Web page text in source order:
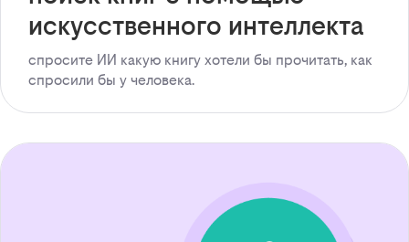
искусственного интеллекта
спросите ИИ какую книгу хотели бы прочитать, как
спросили бы у человека.